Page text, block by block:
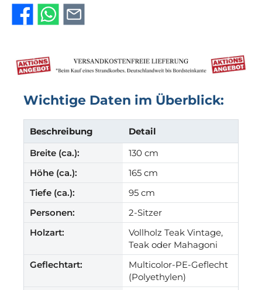
Wichtige Daten im Überblick:
Beschreibung
Detail
Breite (ca.):
130 cm
Höhe (ca.):
165 cm
Tiefe (ca.):
95 cm
Personen:
2-Sitzer
Holzart:
Vollholz Teak Vintage,
Teak oder Mahagoni
Geflechtart:
Multicolor-PE-Geflecht
(Polyethylen)